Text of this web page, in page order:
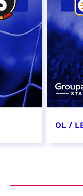
OL /